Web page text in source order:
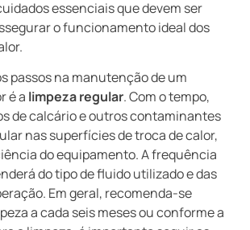
essenciais que devem ser
o funcionamento ideal dos
passos na manutenção de um
é a limpeza regular. Com o tempo,
de calcário e outros contaminantes
nas superfícies de troca de calor,
do equipamento. A frequência
do tipo de fluido utilizado e das
Em geral, recomenda-se
a cada seis meses ou conforme a